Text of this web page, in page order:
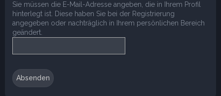
Sie müssen die E-Mail-Adresse angeben, die in Ihrem Profil
hinterlegt ist. Diese haben Sie bei der Registrierung
angegeben oder nachträglich in Ihrem persönlichen Bereich
geändert.